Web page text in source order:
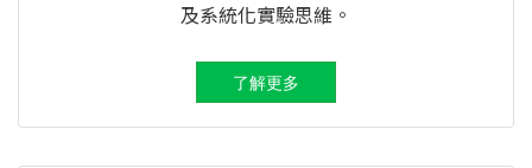
及系統化實驗思維。
了解更多